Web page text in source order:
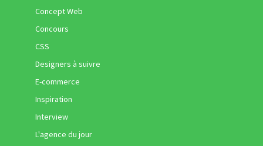
Concept Web
Concours
CSS
Designers à suivre
E-commerce
Inspiration
Interview
L'agence du jour